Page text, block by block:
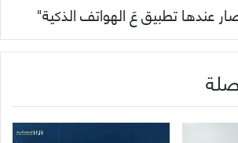
عندها تطبيق عَ الهواتف الذكية"